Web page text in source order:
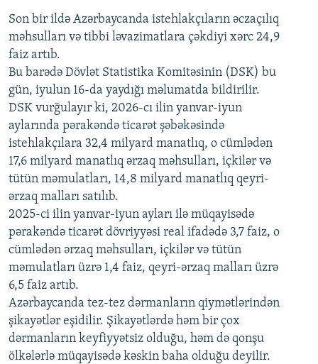
Auto 240p 360p 480p
720p 1080p
360p
480p
720p
1080p
Son bir ildə Azərbaycanda istehlakçıların əczaçılıq
məhsulları və tibbi ləvazimatlara çəkdiyi xərc 24,9
faiz artıb.
Bu barədə Dövlət Statistika Komitəsinin (DSK) bu
gün, iyulun 16-da yaydığı məlumatda bildirilir.
DSK vurğulayır ki, 2026-cı ilin yanvar-iyun
aylarında pərakəndə ticarət şəbəkəsində
istehlakçılara 32,4 milyard manatlıq, o cümlədən
17,6 milyard manatlıq ərzaq məhsulları, içkilər və
tütün məmulatları, 14,8 milyard manatlıq qeyri-
ərzaq malları satılıb.
2025-ci ilin yanvar-iyun ayları ilə müqayisədə
pərakəndə ticarət dövriyyəsi real ifadədə 3,7 faiz, o
cümlədən ərzaq məhsulları, içkilər və tütün
məmulatları üzrə 1,4 faiz, qeyri-ərzaq malları üzrə
6,5 faiz artıb.
Azərbaycanda tez-tez dərmanların qiymətlərindən
şikayətlər eşidilir. Şikayətlərdə həm bir çox
dərmanların keyfiyyətsiz olduğu, həm də qonşu
ölkələrlə müqayisədə kəskin baha olduğu deyilir.